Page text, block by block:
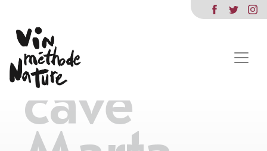
Bucci,
cave